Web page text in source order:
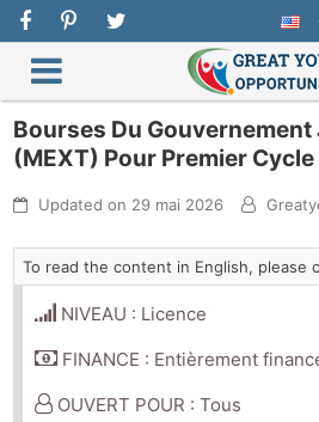
Bourses Du Gouvernement
(MEXT) Pour Premier Cycle
Updated on 29 mai 2026
To read the content in English,
NIVEAU : Licence
FINANCE : Entièrement
OUVERT POUR : Tous